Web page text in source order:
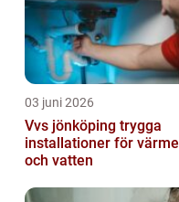
03 juni 2026
Vvs jönköping trygga
installationer för värme
och vatten